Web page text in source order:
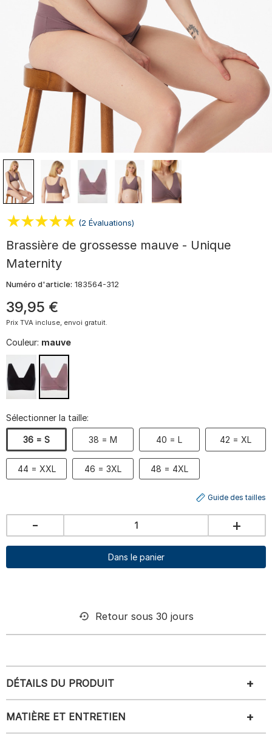
(2 Évaluations)
Brassière de grossesse mauve - Unique
Maternity
Numéro d'article: 183564-312
39,95 €
Prix TVA incluse, envoi gratuit.
Couleur: mauve
Sélectionner la taille:
36 = S 38 = M 40 = L 42 = XL
44 = XXL 46 = 3XL 48 = 4XL
Guide des tailles
- +
Dans le panier
Retour sous 30 jours
DÉTAILS DU PRODUIT
MATIÈRE ET ENTRETIEN